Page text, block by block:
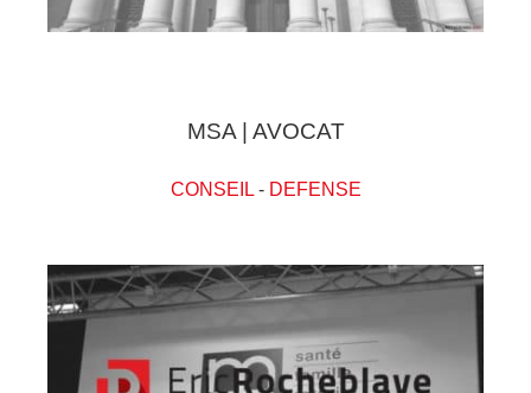
MSA | AVOCAT
CONSEIL- DEFENSE